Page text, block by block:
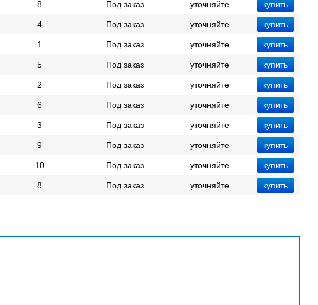
8 Под заказ уточняйте
4 Под заказ уточняйте
1 Под заказ уточняйте
5 Под заказ уточняйте
2 Под заказ уточняйте
6 Под заказ уточняйте
3 Под заказ уточняйте
9 Под заказ уточняйте
10 Под заказ уточняйте
8 Под заказ уточняйте